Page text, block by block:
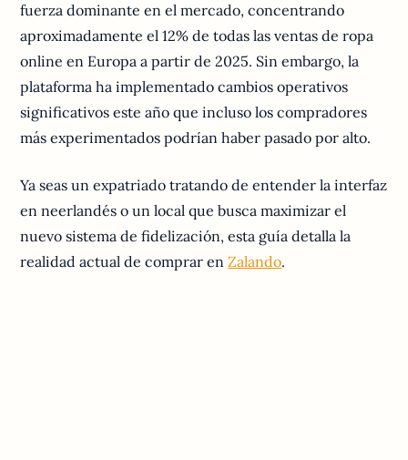
fuerza dominante en el mercado, concentrando
aproximadamente el 12% de todas las ventas de ropa
online en Europa a partir de 2025. Sin embargo, la
plataforma ha implementado cambios operativos
significativos este año que incluso los compradores
más experimentados podrían haber pasado por alto.
Ya seas un expatriado tratando de entender la interfaz
en neerlandés o un local que busca maximizar el
nuevo sistema de fidelización, esta guía detalla la
realidad actual de comprar enZalando.